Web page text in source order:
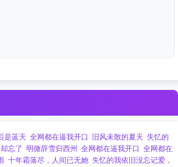
是蓝天 全网都在逼我开口 旧风未散的夏天 失忆的
忘了 明微辞雪归西州 全网都在逼我开口 全网都在
十年霜落尽，人间已无她 失忆的我依旧没忘记爱，